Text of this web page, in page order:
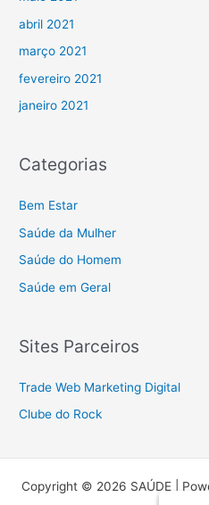
abril 2021
março 2021
fevereiro 2021
janeiro 2021
Categorias
Bem Estar
Saúde da Mulher
Saúde do Homem
Saúde em Geral
Sites Parceiros
Trade Web Marketing Digital
Clube do Rock
Copyright © 2026 SAÚDE |